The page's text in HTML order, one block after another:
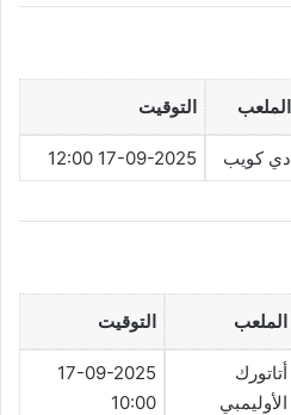
الملعب التوقيت
دي كويب 17-09-2025 12:00
الملعب التوقيت
أتاتورك
الأوليمبي
17-09-2025
10:00